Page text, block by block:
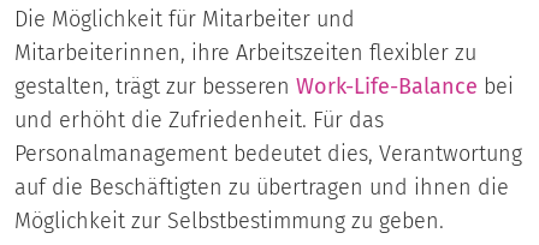
Die Möglichkeit für Mitarbeiter und
Mitarbeiterinnen, ihre Arbeitszeiten flexibler zu
gestalten, trägt zur besseren Work-Life-Balance bei
und erhöht die Zufriedenheit. Für das
Personalmanagement bedeutet dies, Verantwortung
auf die Beschäftigten zu übertragen und ihnen die
Möglichkeit zur Selbstbestimmung zu geben.